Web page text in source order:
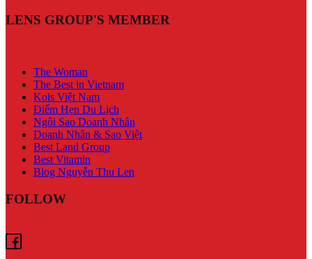
LENS GROUP'S MEMBER
The Woman
The Best in Vietnam
Kols Việt Nam
Điểm Hẹn Du Lịch
Ngôi Sao Doanh Nhân
Doanh Nhân & Sao Việt
Best Land Group
Best Vitamin
Blog Nguyễn Thu Len
FOLLOW